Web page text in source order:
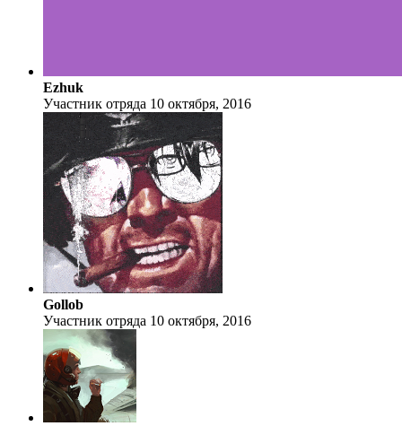
Ezhuk
Участник отряда 10 октября, 2016
Gollob
Участник отряда 10 октября, 2016